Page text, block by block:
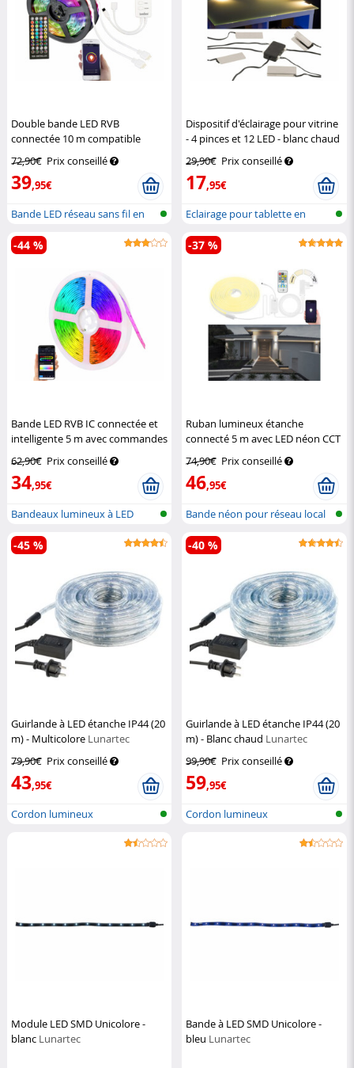
Double bande LED RVB
connectée 10 m compatible
Home Control
72,90€ Prix conseillé
39,95€
Bande LED réseau sans fil en
RVB av...
Dispositif d'éclairage pour vitrine
- 4 pinces et 12 LED - blanc chaud
29,90€ Prix conseillé
17,95€
Eclairage pour tablette en
verre
Bande LED RVB IC connectée et
intelligente 5 m avec commandes
62,90€ Prix conseillé
34,95€
-44 %
Bandeaux lumineux à LED
RVBIC avec...
Ruban lumineux étanche
connecté 5 m avec LED néon CCT
74,90€ Prix conseillé
46,95€
-37 %
Bande néon pour réseau local
sans f...
Guirlande à LED étanche IP44 (20
m) - Multicolore Lunartec
79,90€ Prix conseillé
43,95€
-45 %
Cordon lumineux
Guirlande à LED étanche IP44 (20
m) - Blanc chaud Lunartec
99,90€ Prix conseillé
59,95€
-40 %
Cordon lumineux
Module LED SMD Unicolore -
blanc Lunartec
Bande à LED SMD Unicolore -
bleu Lunartec